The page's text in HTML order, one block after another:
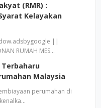
(RMR) :
Kelayakan
||
RUMAH MES…
Malaysia
perumahan di